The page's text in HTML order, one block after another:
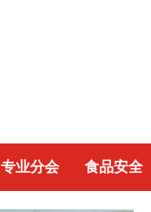
专业分会 食品安全